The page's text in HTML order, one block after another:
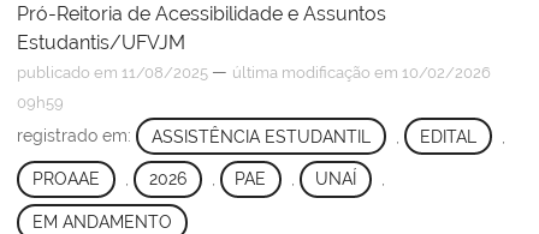
Pró-Reitoria de Acessibilidade e Assuntos
Estudantis/UFVJM
publicado em 11/08/2025 — última modificação em 10/02/2026
09h59
registrado em: ASSISTÊNCIA ESTUDANTIL EDITAL
PROAAE , 2026 , PAE , UNAÍ ,
EM ANDAMENTO